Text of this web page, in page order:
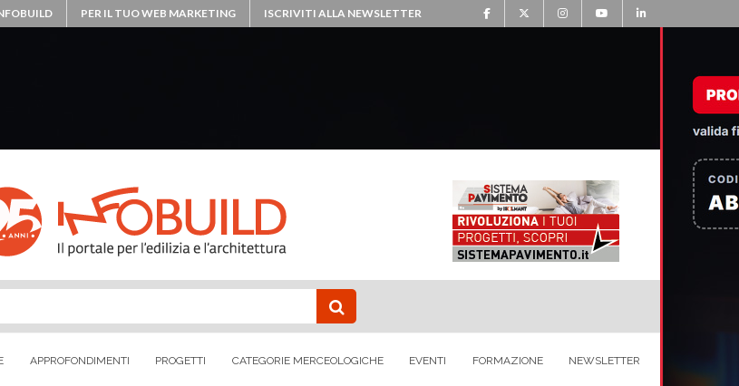
PER IL TUO WEB MARKETING ISCRIVITI ALLA NEWSLETTER
APPROFONDIMENTI PROGETTI CATEGORIE MERCEOLOGICHE EVENTI FORMAZIONE NEWSLETTER